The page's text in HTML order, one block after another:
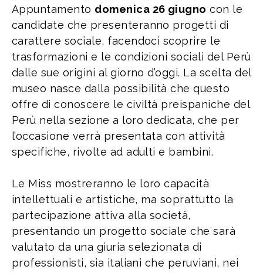
Appuntamento domenica 26 giugno con le
candidate che presenteranno progetti di
carattere sociale, facendoci scoprire le
trasformazioni e le condizioni sociali del Perù
dalle sue origini al giorno d’oggi. La scelta del
museo nasce dalla possibilità che questo
offre di conoscere le civiltà preispaniche del
Perù nella sezione a loro dedicata, che per
l’occasione verrà presentata con attività
specifiche, rivolte ad adulti e bambini.
Le Miss mostreranno le loro capacità
intellettuali e artistiche, ma soprattutto la
partecipazione attiva alla società,
presentando un progetto sociale che sarà
valutato da una giuria selezionata di
professionisti, sia italiani che peruviani, nei